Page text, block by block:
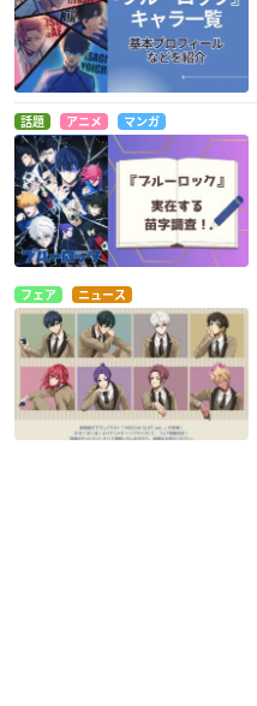
話題 アニメ マンガ
フェア ニュース